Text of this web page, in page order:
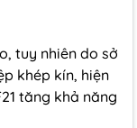
tuy nhiên do sở
khép kín, hiện
tăng khả năng